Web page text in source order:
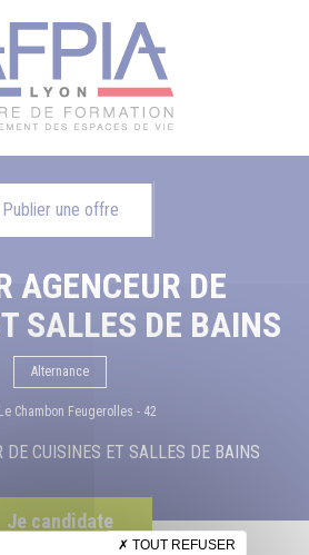
Publier une offre
AGENCEUR DE
SALLES DE BAINS
Alternance
Le Chambon Feugerolles - 42
DE CUISINES ET SALLES DE BAINS
Je candidate
TOUT REFUSER